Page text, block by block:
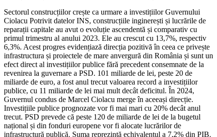
Sectorul construcțiilor crește ca urmare a investițiilor Guvernului
Ciolacu Potrivit datelor INS, construcțiile inginerești și lucrările de
reparații capitale au avut o evoluție ascendentă și comparativ cu
primul trimestru al anului 2023. Ele au crescut cu 13,7%, respectiv
6,3%. Acest progres evidențiază direcția pozitivă în ceea ce privește
infrastructura și proiectele de mare anvergură din România și sunt un
efect direct al investițiilor publice fără precedent consemnate de la
revenirea la guvernare a PSD. 101 miliarde de lei, peste 20 de
miliarde de euro, a fost anul trecut valoarea record a investițiilor
publice, cu 11 miliarde de lei mai mult decât deficitul. În 2024,
Guvernul condus de Marcel Ciolacu merge în aceeași direcție.
Investițiile publice prognozate vor fi mai mari cu 20% decât anul
trecut. PSD prevede că peste 120 de miliarde de lei de la bugetul
național și din fonduri europene vor fi alocate lucrărilor de
infrastructură publică. Suma reprezintă echivalentul a 7,2% din PIB.